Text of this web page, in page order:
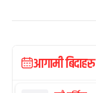
आगामी बिदाहरु